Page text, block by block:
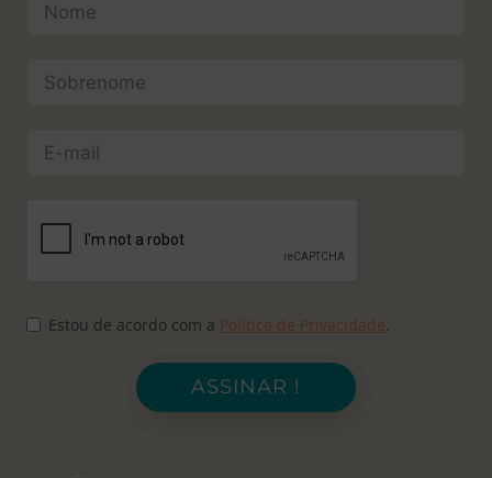
Estou de acordo com a Política de Privacidade.
ASSINAR !